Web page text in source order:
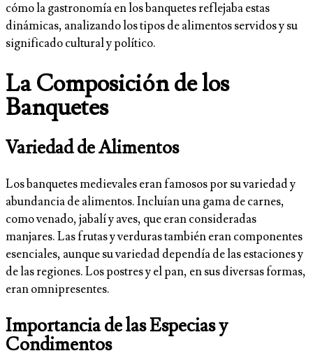
cómo la gastronomía en los banquetes reflejaba estas
dinámicas, analizando los tipos de alimentos servidos y su
significado cultural y político.
La Composición de los
Banquetes
Variedad de Alimentos
Los banquetes medievales eran famosos por su variedad y
abundancia de alimentos. Incluían una gama de carnes,
como venado, jabalí y aves, que eran consideradas
manjares. Las frutas y verduras también eran componentes
esenciales, aunque su variedad dependía de las estaciones y
de las regiones. Los postres y el pan, en sus diversas formas,
eran omnipresentes.
Importancia de las Especias y
Condimentos